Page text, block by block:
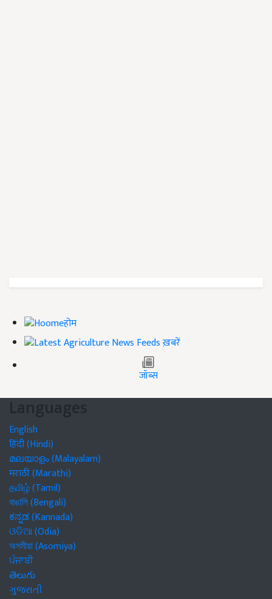
होम
ख़बरें
जॉब्स
Languages
English
हिंदी (Hindi)
മലയാളം (Malayalam)
मराठी (Marathi)
தமிழ் (Tamil)
বাঙালি (Bengali)
ಕನ್ನಡ (Kannada)
ଓଡିଆ (Odia)
অসমীয়া (Asomiya)
ਪੰਜਾਬੀ
తెలుగు
ગુજરાતી